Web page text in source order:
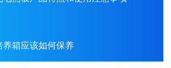
养箱应该如何保养